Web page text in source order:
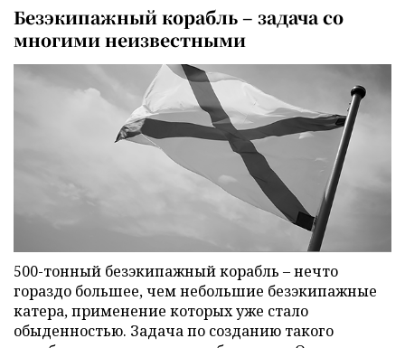
Безэкипажный корабль – задача со
многими неизвестными
500-тонный безэкипажный корабль – нечто
гораздо большее, чем небольшие безэкипажные
катера, применение которых уже стало
обыденностью. Задача по созданию такого